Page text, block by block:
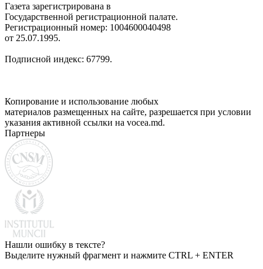
Газета зарегистрирована в
Государственной регистрационной палате.
Регистрационный номер: 1004600040498
от 25.07.1995.
Подписной индекс: 67799.
Копирование и использование любых
материалов размещенных на сайте, разрешается при условии
указания активной ссылки на vocea.md.
Партнеры
Нашли ошибку в тексте?
Выделите нужный фрагмент и нажмите CTRL + ENTER